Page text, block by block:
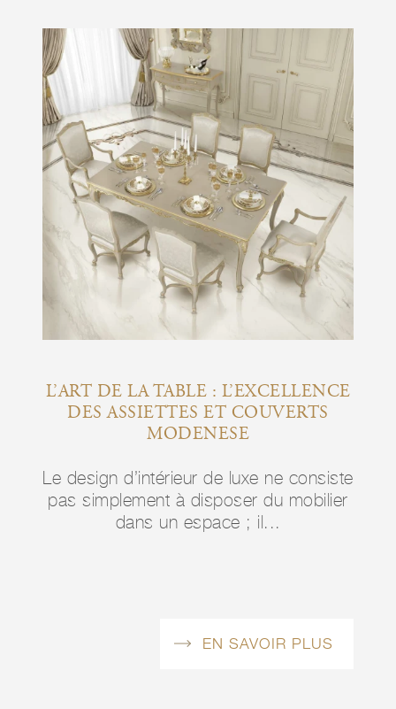
L’ART DE LA TABLE : L’EXCELLENCE
DES ASSIETTES ET COUVERTS
MODENESE
Le design d’intérieur de luxe ne consiste
pas simplement à disposer du mobilier
dans un espace ; il...
EN SAVOIR PLUS